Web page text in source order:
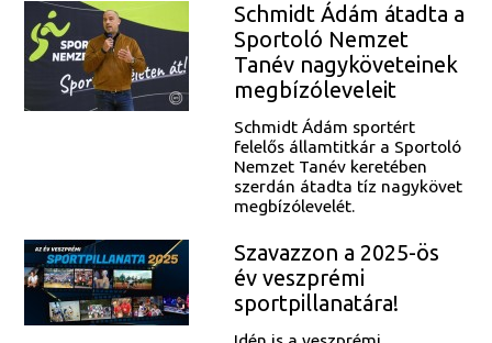
Schmidt Ádám átadta a
Sportoló Nemzet
Tanév nagyköveteinek
megbízóleveleit
Schmidt Ádám sportért
felelős államtitkár a Sportoló
Nemzet Tanév keretében
szerdán átadta tíz nagykövet
megbízólevelét.
Szavazzon a 2025-ös
év veszprémi
sportpillanatára!